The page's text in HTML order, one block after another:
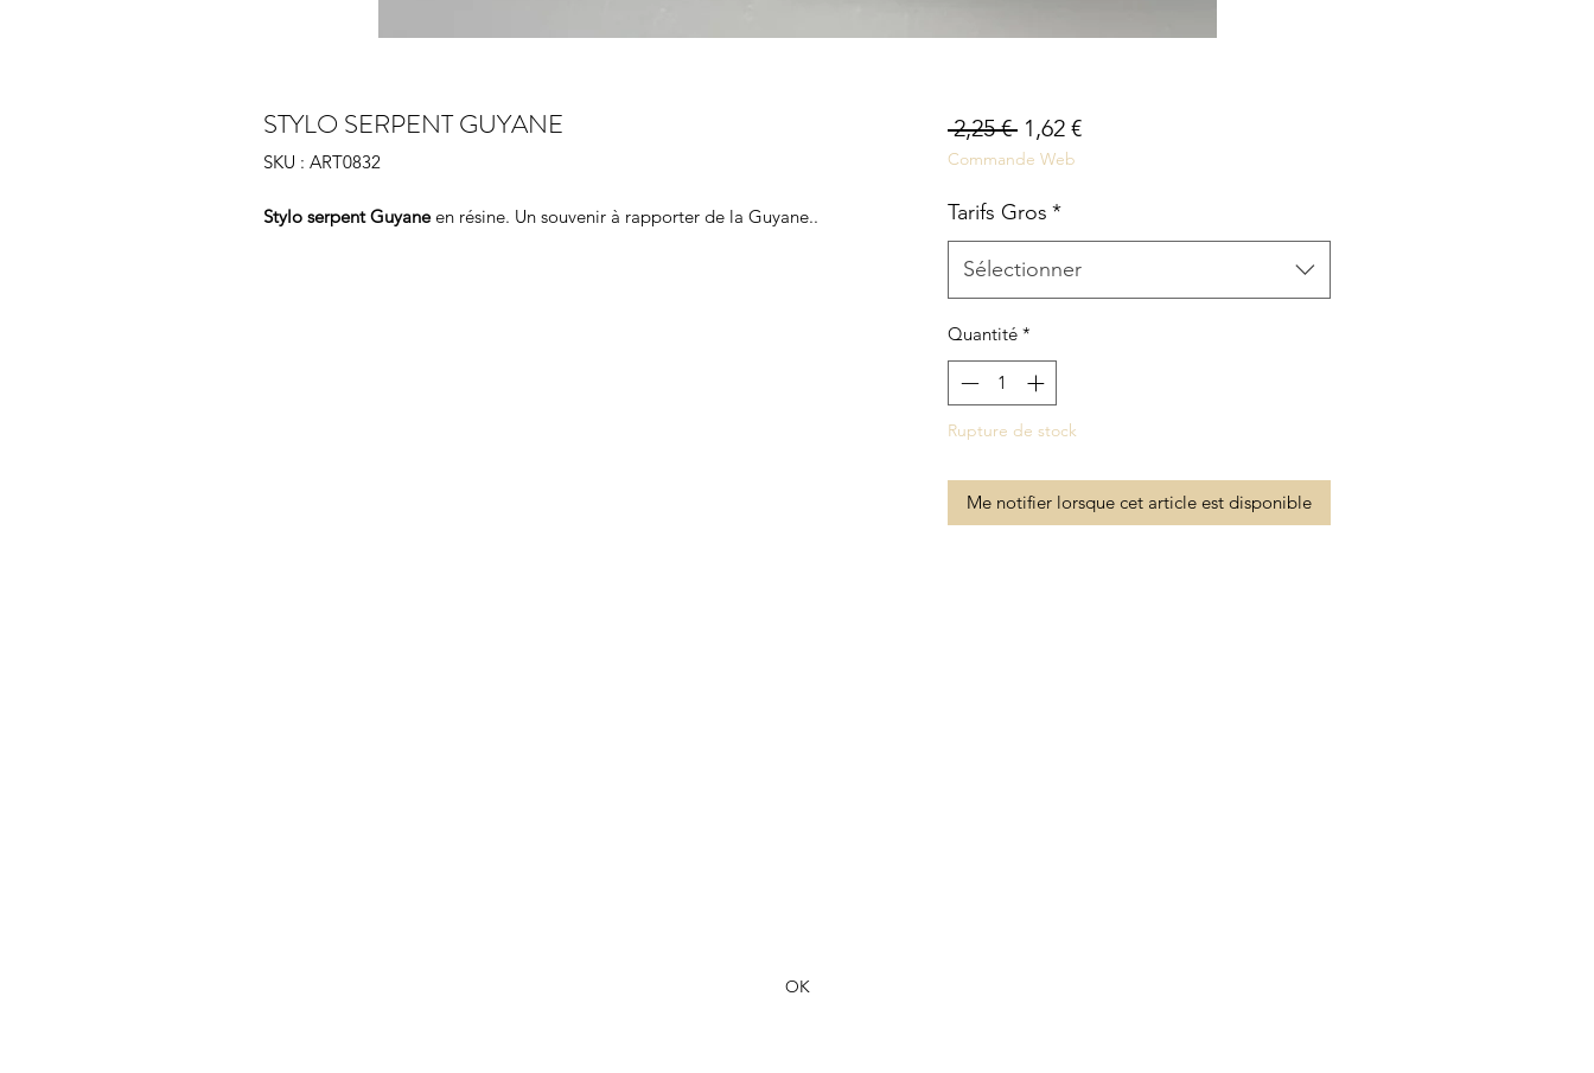
STYLO SERPENT GUYANE
SKU : ART0832
Stylo serpent Guyaneen résine. Un souvenir à rapporter de la Guyane..
2,25 € Prix
original
1,62 €Prix
Commande Web
Tarifs Gros *
Sélectionner
Quantité *
Rupture de stock
Me notifier lorsque cet article est disponible
OK